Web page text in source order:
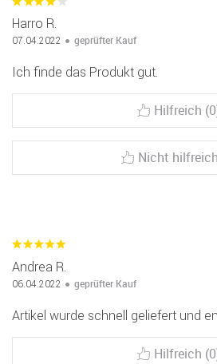
Harro R.
07.04.2022 geprüfter Kauf
Ich finde das Produkt gut.
Hilfreich
Nicht
Andrea R.
06.04.2022 geprüfter Kauf
Artikel wurde schnell geliefert und
Hilfreich